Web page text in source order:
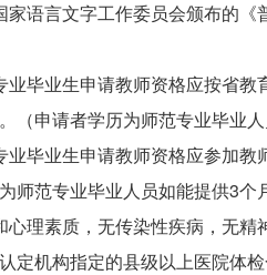
家语言文字工作委员会颁布的
毕业生申请教师资格应按省
（申请者学历为师范专业毕业
毕业生申请教师资格应参加
师范专业毕业人员如能提供3
理素质，无传染性疾病，无
定机构指定的县级以上医院体